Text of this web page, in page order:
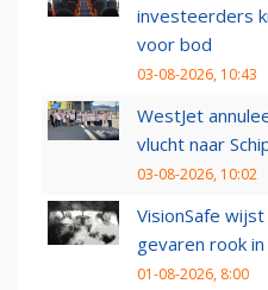
investeerders
voor bod
03-08-2026, 10:43
WestJet
vlucht naar
03-08-2026, 10:02
VisionSafe
gevaren rook
01-08-2026, 8:00